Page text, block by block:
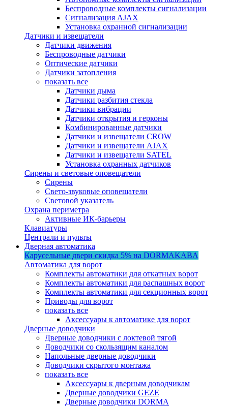
Беспроводные комплекты сигнализации
Сигнализация AJAX
Установка охранной сигнализации
Датчики и извещатели
Датчики движения
Беспроводные датчики
Оптические датчики
Датчики затопления
показать все
Датчики дыма
Датчики разбития стекла
Датчики вибрации
Датчики открытия и герконы
Комбинированные датчики
Датчики и извещатели CROW
Датчики и извещатели AJAX
Датчики и извещатели SATEL
Установка охранных датчиков
Сирены и световые оповещатели
Сирены
Свето-звуковые оповещатели
Световой указатель
Охрана периметра
Активные ИК-барьеры
Клавиатуры
Централи и пульты
Дверная автоматика
Карусельные двери скидка 5% на DORMAKABA
Автоматика для ворот
Комплекты автоматики для откатных ворот
Комплекты автоматики для распашных ворот
Комплекты автоматики для секционных ворот
Приводы для ворот
показать все
Аксессуары к автоматике для ворот
Дверные доводчики
Дверные доводчики с локтевой тягой
Доводчики со скользящим каналом
Напольные дверные доводчики
Доводчики скрытого монтажа
показать все
Аксессуары к дверным доводчикам
Дверные доводчики GEZE
Дверные доводчики DORMA